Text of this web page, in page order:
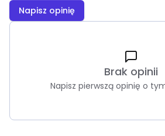
Napisz opinię
Brak opinii
Napisz pierwszą opinię o